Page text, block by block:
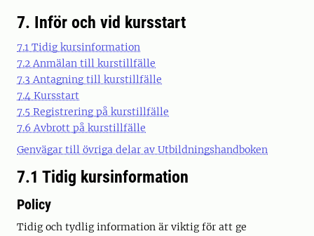
7. Inför och vid kursstart
7.1 Tidig kursinformation
7.2 Anmälan till kurstillfälle
7.3 Antagning till kurstillfälle
7.4 Kursstart
7.5 Registrering på kurstillfälle
7.6 Avbrott på kurstillfälle
Genvägar till övriga delar av Utbildningshandboken
7.1 Tidig kursinformation
Policy
Tidig och tydlig information är viktig för att ge